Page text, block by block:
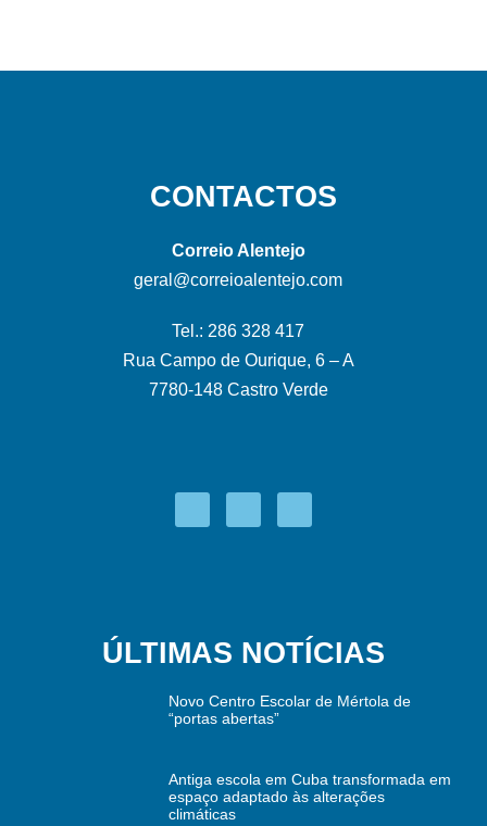
CONTACTOS
Correio Alentejo
geral@correioalentejo.com
Tel.: 286 328 417
Rua Campo de Ourique, 6 – A
7780-148 Castro Verde
ÚLTIMAS NOTÍCIAS
Novo Centro Escolar de Mértola de
“portas abertas”
Antiga escola em Cuba transformada em
espaço adaptado às alterações
climáticas